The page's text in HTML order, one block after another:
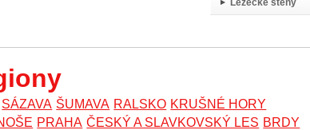
Lezecké stěny
SÁZAVA ŠUMAVA RALSKO KRUŠNÉ HORY
PRAHA ČESKÝ A SLAVKOVSKÝ LES BRDY